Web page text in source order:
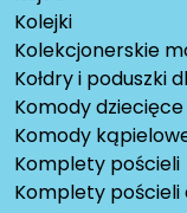
Kolejki
Kolekcjonerskie
Kołdry i poduszki
Komody dziecięce
Komody
Komplety pościeli
Komplety pościeli